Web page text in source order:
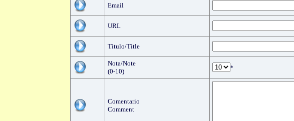
Email
URL
Titulo/Title
Nota/Note
(0-10)
*
Comentario
Comment